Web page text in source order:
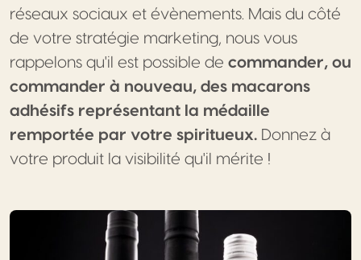
réseaux sociaux et évènements. Mais du côté
de votre stratégie marketing, nous vous
rappelons qu'il est possible de commander, ou
commander à nouveau, des macarons
adhésifs représentant la médaille
remportée par votre spiritueux. Donnez à
votre produit la visibilité qu'il mérite !